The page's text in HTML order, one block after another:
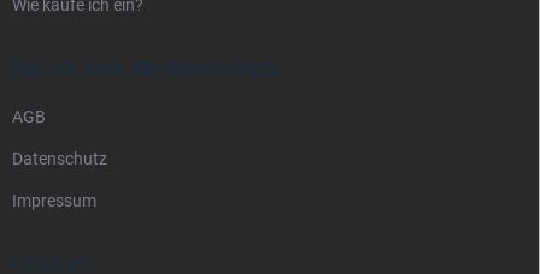
Wie kaufe ich ein?
RECHTLICHE INFORMATIONEN
AGB
Datenschutz
Impressum
KONTAKT